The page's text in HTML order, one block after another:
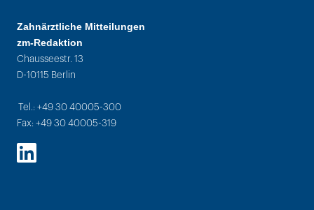
Zahnärztliche Mitteilungen
zm-Redaktion
Chausseestr. 13
D-10115 Berlin
Tel.: +49 30 40005-300
Fax: +49 30 40005-319
LinkedIn